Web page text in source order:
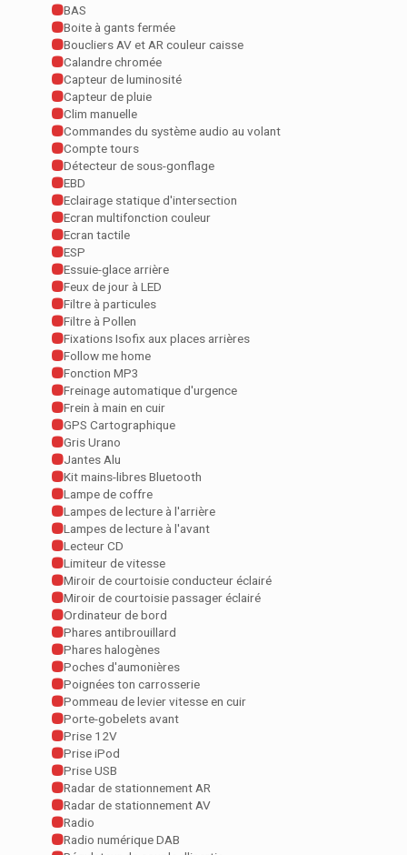
BAS
Boite à gants fermée
Boucliers AV et AR couleur caisse
Calandre chromée
Capteur de luminosité
Capteur de pluie
Clim manuelle
Commandes du système audio au volant
Compte tours
Détecteur de sous-gonflage
EBD
Eclairage statique d'intersection
Ecran multifonction couleur
Ecran tactile
ESP
Essuie-glace arrière
Feux de jour à LED
Filtre à particules
Filtre à Pollen
Fixations Isofix aux places arrières
Follow me home
Fonction MP3
Freinage automatique d'urgence
Frein à main en cuir
GPS Cartographique
Gris Urano
Jantes Alu
Kit mains-libres Bluetooth
Lampe de coffre
Lampes de lecture à l'arrière
Lampes de lecture à l'avant
Lecteur CD
Limiteur de vitesse
Miroir de courtoisie conducteur éclairé
Miroir de courtoisie passager éclairé
Ordinateur de bord
Phares antibrouillard
Phares halogènes
Poches d'aumonières
Poignées ton carrosserie
Pommeau de levier vitesse en cuir
Porte-gobelets avant
Prise 12V
Prise iPod
Prise USB
Radar de stationnement AR
Radar de stationnement AV
Radio
Radio numérique DAB